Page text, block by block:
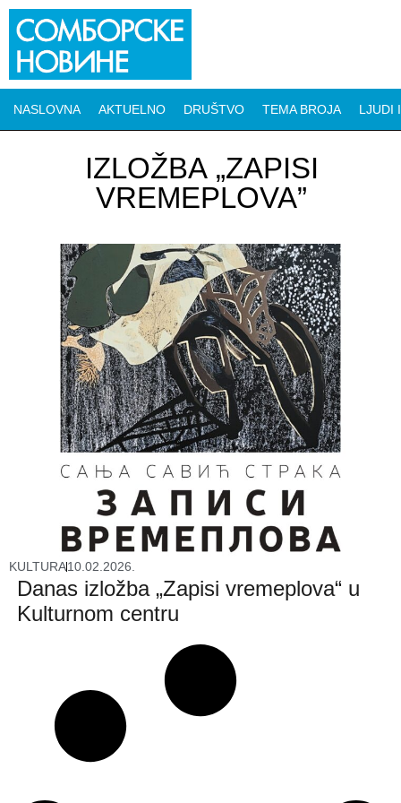
NASLOVNA AKTUELNO DRUŠTVO TEMA BROJA LJUDI
IZLOŽBA „ZAPISI
VREMEPLOVA”
KULTURA10.02.2026.
Danas izložba „Zapisi vremeplova“ u
Kulturnom centru